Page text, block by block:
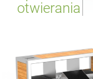
otwierania